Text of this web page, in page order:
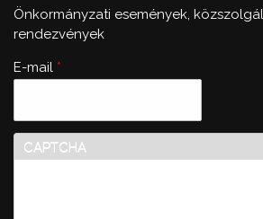
Önkormányzati események,
rendezvények
E-mail *
CAPTCHA